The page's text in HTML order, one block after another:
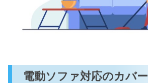
電動ソファ対応のカバー